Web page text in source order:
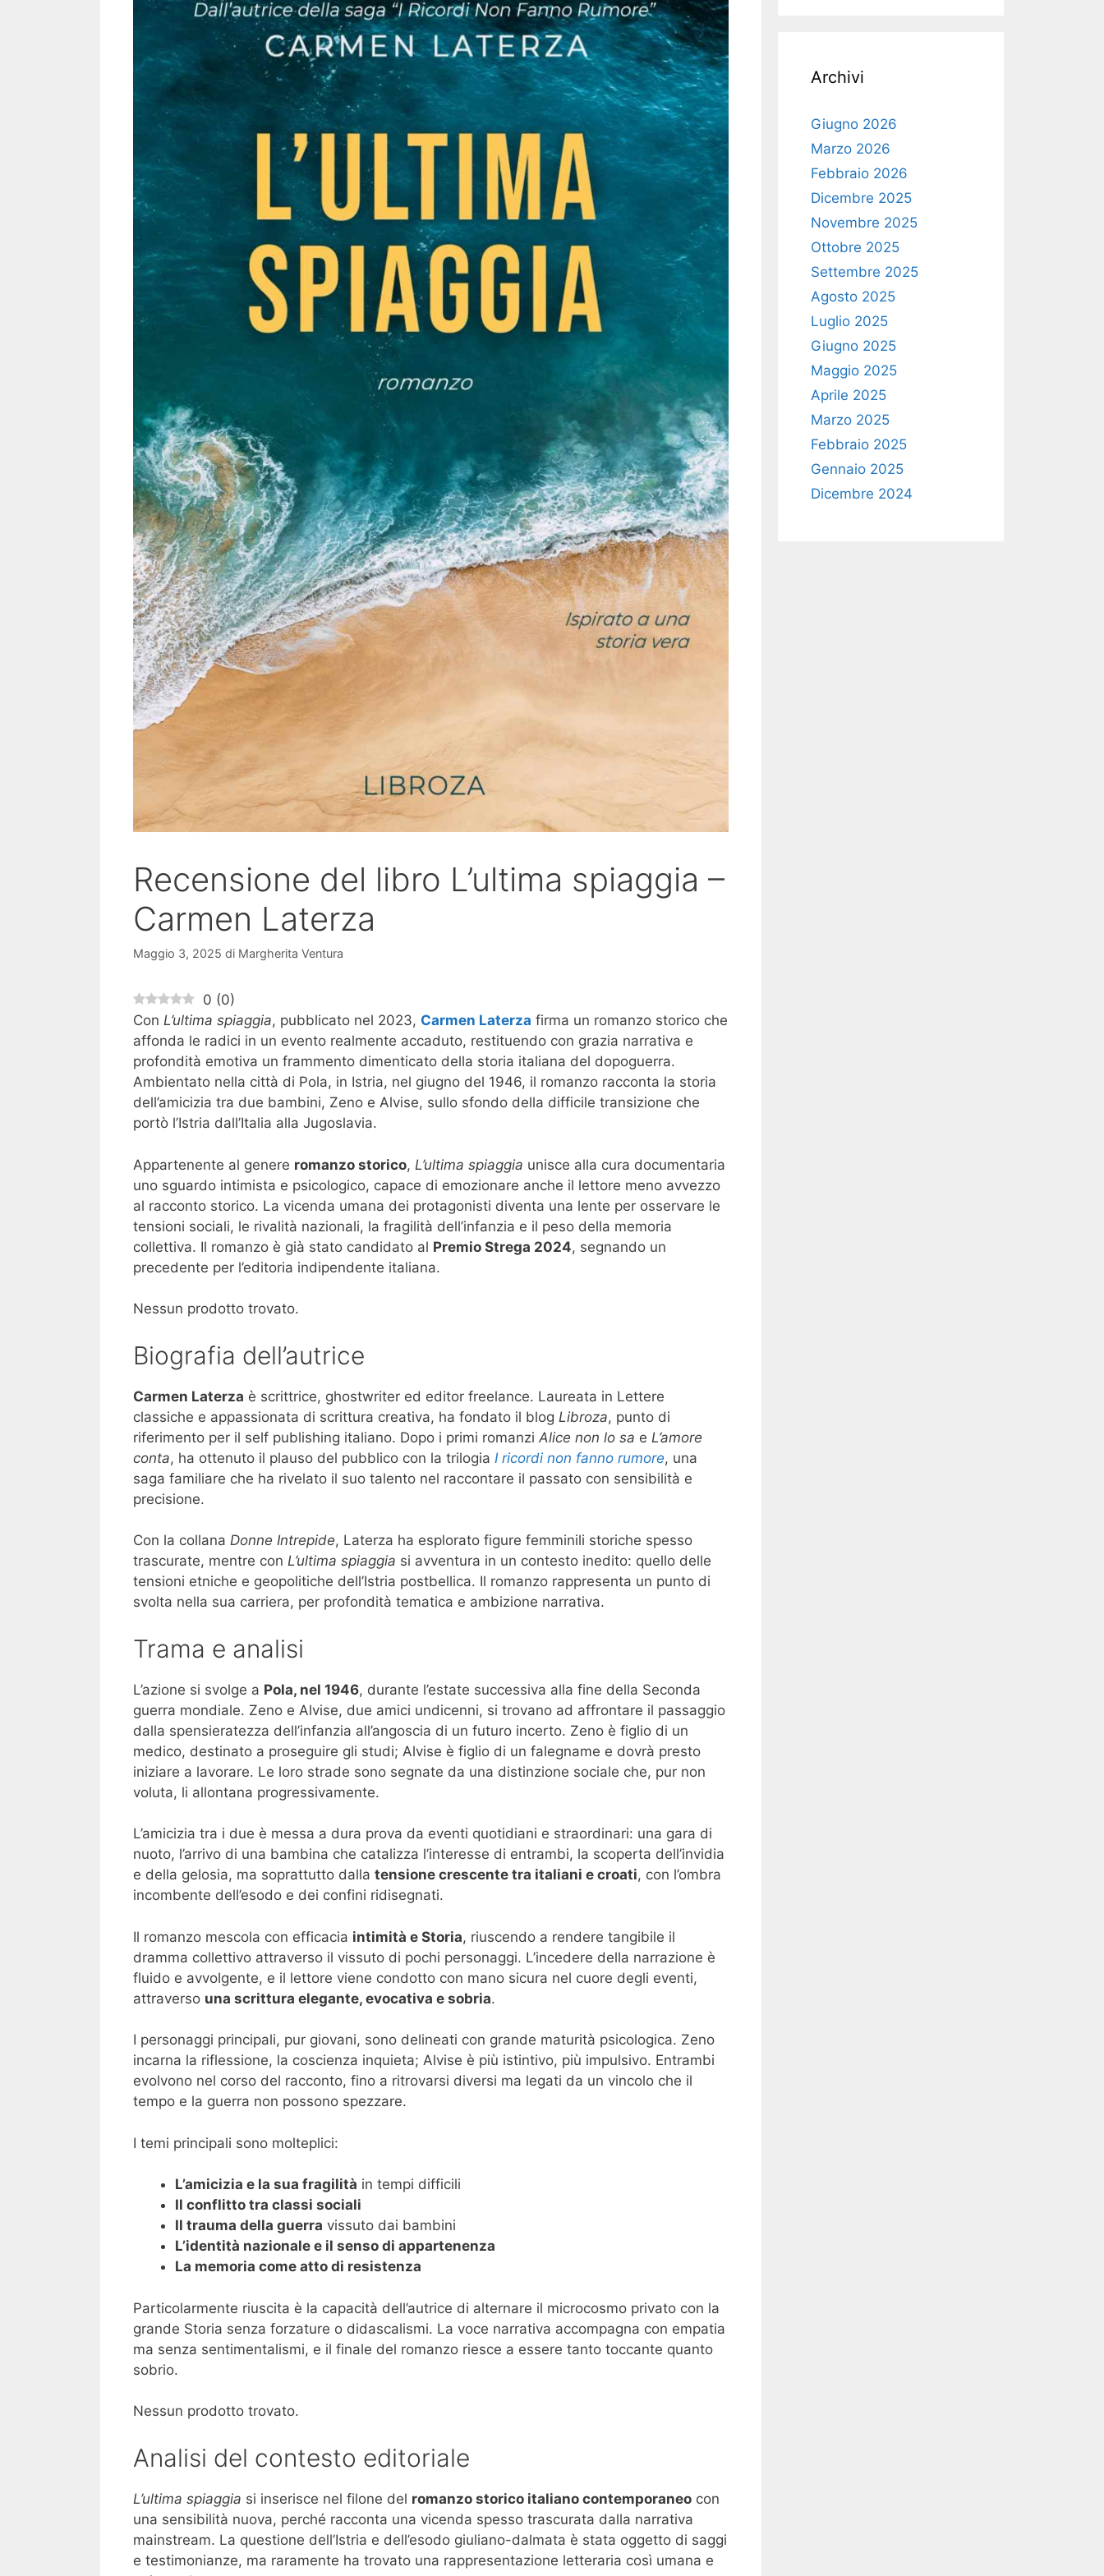
Recensione del libro L’ultima spiaggia –
Carmen Laterza
Maggio 3, 2025 di Margherita Ventura
0 (0)
Con L’ultima spiaggia, pubblicato nel 2023, Carmen Laterza firma un romanzo storico che
affonda le radici in un evento realmente accaduto, restituendo con grazia narrativa e
profondità emotiva un frammento dimenticato della storia italiana del dopoguerra.
Ambientato nella città di Pola, in Istria, nel giugno del 1946, il romanzo racconta la storia
dell’amicizia tra due bambini, Zeno e Alvise, sullo sfondo della difficile transizione che
portò l’Istria dall’Italia alla Jugoslavia.
Appartenente al genere romanzo storico, L’ultima spiaggia unisce alla cura documentaria
uno sguardo intimista e psicologico, capace di emozionare anche il lettore meno avvezzo
al racconto storico. La vicenda umana dei protagonisti diventa una lente per osservare le
tensioni sociali, le rivalità nazionali, la fragilità dell’infanzia e il peso della memoria
collettiva. Il romanzo è già stato candidato al Premio Strega 2024, segnando un
precedente per l’editoria indipendente italiana.
Nessun prodotto trovato.
Biografia dell’autrice
Carmen Laterza è scrittrice, ghostwriter ed editor freelance. Laureata in Lettere
classiche e appassionata di scrittura creativa, ha fondato il blog Libroza, punto di
riferimento per il self publishing italiano. Dopo i primi romanzi Alice non lo sa e L’amore
conta, ha ottenuto il plauso del pubblico con la trilogia I ricordi non fanno rumore, una
saga familiare che ha rivelato il suo talento nel raccontare il passato con sensibilità e
precisione.
Con la collana Donne Intrepide, Laterza ha esplorato figure femminili storiche spesso
trascurate, mentre con L’ultima spiaggia si avventura in un contesto inedito: quello delle
tensioni etniche e geopolitiche dell’Istria postbellica. Il romanzo rappresenta un punto di
svolta nella sua carriera, per profondità tematica e ambizione narrativa.
Trama e analisi
L’azione si svolge a Pola, nel 1946, durante l’estate successiva alla fine della Seconda
guerra mondiale. Zeno e Alvise, due amici undicenni, si trovano ad affrontare il passaggio
dalla spensieratezza dell’infanzia all’angoscia di un futuro incerto. Zeno è figlio di un
medico, destinato a proseguire gli studi; Alvise è figlio di un falegname e dovrà presto
iniziare a lavorare. Le loro strade sono segnate da una distinzione sociale che, pur non
voluta, li allontana progressivamente.
L’amicizia tra i due è messa a dura prova da eventi quotidiani e straordinari: una gara di
nuoto, l’arrivo di una bambina che catalizza l’interesse di entrambi, la scoperta dell’invidia
e della gelosia, ma soprattutto dalla tensione crescente tra italiani e croati, con l’ombra
incombente dell’esodo e dei confini ridisegnati.
Il romanzo mescola con efficacia intimità e Storia, riuscendo a rendere tangibile il
dramma collettivo attraverso il vissuto di pochi personaggi. L’incedere della narrazione è
fluido e avvolgente, e il lettore viene condotto con mano sicura nel cuore degli eventi,
attraverso una scrittura elegante, evocativa e sobria.
I personaggi principali, pur giovani, sono delineati con grande maturità psicologica. Zeno
incarna la riflessione, la coscienza inquieta; Alvise è più istintivo, più impulsivo. Entrambi
evolvono nel corso del racconto, fino a ritrovarsi diversi ma legati da un vincolo che il
tempo e la guerra non possono spezzare.
I temi principali sono molteplici:
L’amicizia e la sua fragilità in tempi difficili
Il conflitto tra classi sociali
Il trauma della guerra vissuto dai bambini
L’identità nazionale e il senso di appartenenza
La memoria come atto di resistenza
Particolarmente riuscita è la capacità dell’autrice di alternare il microcosmo privato con la
grande Storia senza forzature o didascalismi. La voce narrativa accompagna con empatia
ma senza sentimentalismi, e il finale del romanzo riesce a essere tanto toccante quanto
sobrio.
Nessun prodotto trovato.
Analisi del contesto editoriale
L’ultima spiaggia si inserisce nel filone del romanzo storico italiano contemporaneo con
una sensibilità nuova, perché racconta una vicenda spesso trascurata dalla narrativa
mainstream. La questione dell’Istria e dell’esodo giuliano-dalmata è stata oggetto di saggi
e testimonianze, ma raramente ha trovato una rappresentazione letteraria così umana e
Archivi
Giugno 2026
Marzo 2026
Febbraio 2026
Dicembre 2025
Novembre 2025
Ottobre 2025
Settembre 2025
Agosto 2025
Luglio 2025
Giugno 2025
Maggio 2025
Aprile 2025
Marzo 2025
Febbraio 2025
Gennaio 2025
Dicembre 2024